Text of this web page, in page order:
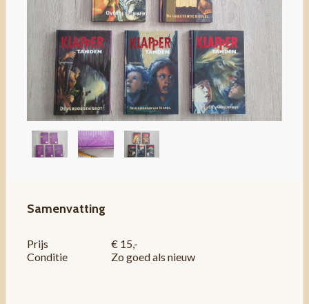
Samenvatting
Prijs
€ 15,-
Conditie
Zo goed als nieuw